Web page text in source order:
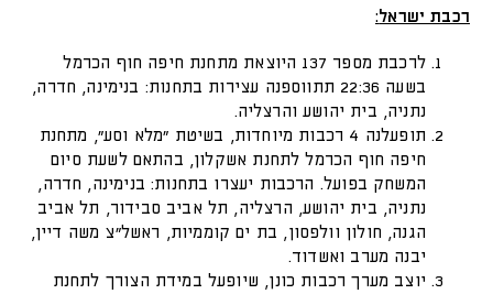
רכבת ישראל:
לרכבת מספר 137 היוצאת מתחנת חיפה חוף הכרמל
בשעה 22:36 תתווספנה עצירות בתחנות: בנימינה, חדרה,
נתניה, בית יהושע והרצליה.
תופעלנה 4 רכבות מיוחדות, בשיטת "מלא וסע", מתחנת
חיפה חוף הכרמל לתחנת אשקלון, בהתאם לשעת סיום
המשחק בפועל. הרכבות יעצרו בתחנות: בנימינה, חדרה,
נתניה, בית יהושע, הרצליה, תל אביב סבידור, תל אביב
הגנה, חולון וולפסון, בת ים קוממיות, ראשל"צ משה דיין,
יבנה מערב ואשדוד.
יוצב מערך רכבות כונן, שיופעל במידת הצורך לתחנת